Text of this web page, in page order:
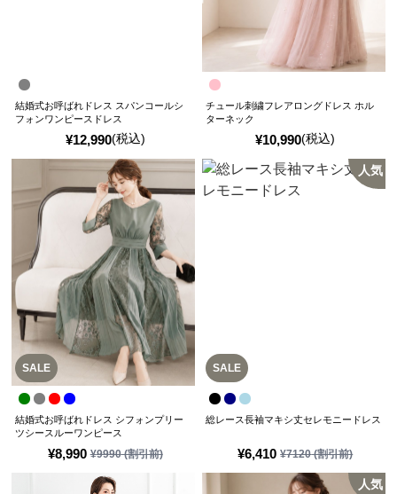
¥12,990(税込)
結婚式お呼ばれドレス スパンコールシ
フォンワンピースドレス
¥10,990(税込)
チュール刺繍フレアロングドレス ホル
ターネック
SALE
¥8,990 ¥9990(割引前)
結婚式お呼ばれドレス シフォンプリー
ツシースルーワンピース
SALE
人気
¥6,410 ¥7120(割引前)
総レース長袖マキシ丈セレモニードレス
人気